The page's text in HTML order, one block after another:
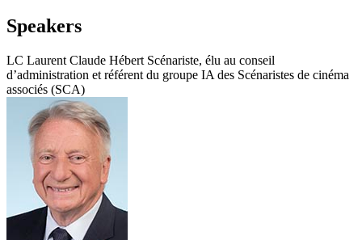
Speakers
LC Laurent Claude Hébert Scénariste, élu au conseil
d’administration et référent du groupe IA des Scénaristes de cinéma
associés (SCA)